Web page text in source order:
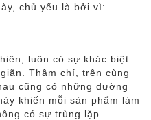
chủ yếu là bởi vì:
luôn có sự khác biệt
Thậm chí, trên cùng
cũng có những đường
khiến mỗi sản phẩm làm
có sự trùng lặp.